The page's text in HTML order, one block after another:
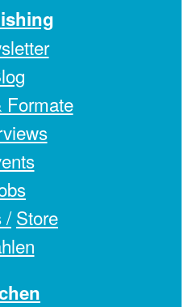
Formate
/ Store